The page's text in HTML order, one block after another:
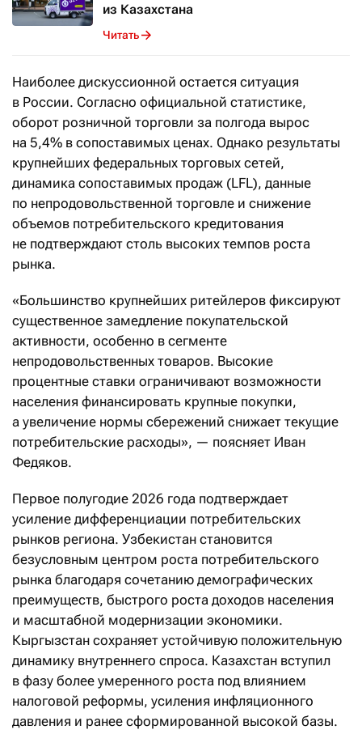
из Казахстана
Читать
Наиболее дискуссионной остается ситуация
в России. Согласно официальной статистике,
оборот розничной торговли за полгода вырос
на 5,4% в сопоставимых ценах. Однако результаты
крупнейших федеральных торговых сетей,
динамика сопоставимых продаж (LFL), данные
по непродовольственной торговле и снижение
объемов потребительского кредитования
не подтверждают столь высоких темпов роста
рынка.
«Большинство крупнейших ритейлеров фиксируют
существенное замедление покупательской
активности, особенно в сегменте
непродовольственных товаров. Высокие
процентные ставки ограничивают возможности
населения финансировать крупные покупки,
а увеличение нормы сбережений снижает текущие
потребительские расходы», — поясняет Иван
Федяков.
Первое полугодие 2026 года подтверждает
усиление дифференциации потребительских
рынков региона. Узбекистан становится
безусловным центром роста потребительского
рынка благодаря сочетанию демографических
преимуществ, быстрого роста доходов населения
и масштабной модернизации экономики.
Кыргызстан сохраняет устойчивую положительную
динамику внутреннего спроса. Казахстан вступил
в фазу более умеренного роста под влиянием
налоговой реформы, усиления инфляционного
давления и ранее сформированной высокой базы.